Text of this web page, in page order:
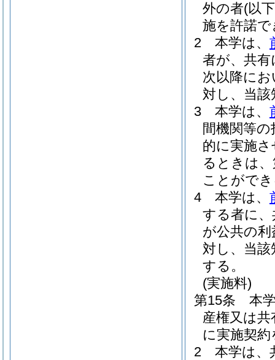
外の者(以
施を許諾
2
本学は、
者が、共
次以降に
対し、当
3
本学は、
間機関等
的に実施
るときは
ことがで
4
本学は、
する者に
が公共の
対し、当
する。
(実施料)
第15条
本
産権又は
に実施契
2
本学は、